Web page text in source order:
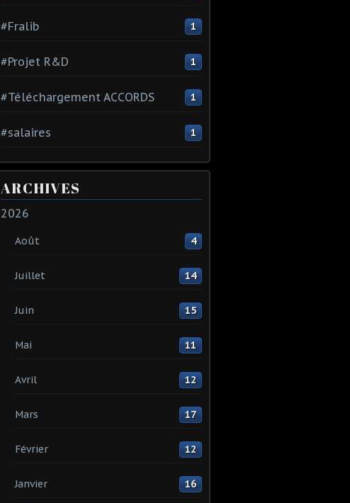
#Fralib 1
#Projet R&D 1
#Téléchargement ACCORDS 1
#salaires 1
ARCHIVES
2026
Août 4
Juillet 14
Juin 15
Mai 11
Avril 12
Mars 17
Février 12
Janvier 16